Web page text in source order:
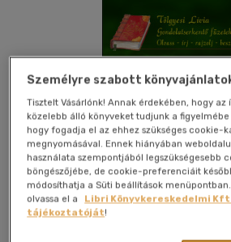
Személyre szabott
Tisztelt Vásárlónk! Annak érdekében, hogy az
közelebb álló könyveket tudjunk a
hogy fogadja el az ehhez szükséges cookie-
megnyomásával. Ennek hiányában
használata szempontjából legszükségesebb
böngészőjébe, de cookie-preferenciáit
módosíthatja a Süti beállítások
olvassa el a
Libri Könyvkereskedelmi
tájékoztatóját!